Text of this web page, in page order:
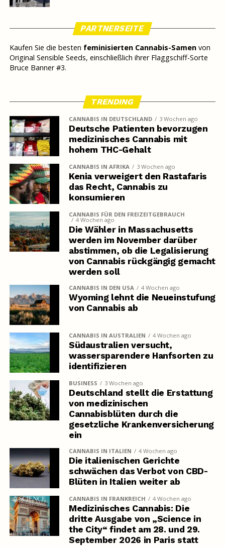
PARTNERSEITE
Kaufen Sie die besten feminisierten Cannabis-Samenvon
Original Sensible Seeds, einschließlich ihrer Flaggschiff-Sorte
Bruce Banner #3.
TRENDING
CANNABIS IN DEUTSCHLAND 3 Wochen ago
Deutsche Patienten bevorzugen
medizinisches Cannabis mit
hohem THC-Gehalt
CANNABIS IN AFRIKA 3 Wochen ago
Kenia verweigert den Rastafaris
das Recht, Cannabis zu
konsumieren
CANNABIS FÜR DEN FREIZEITGEBRAUCH
4 Wochen ago
Die Wähler in Massachusetts
werden im November darüber
abstimmen, ob die Legalisierung
von Cannabis rückgängig gemacht
werden soll
CANNABIS IN DEN USA 4 Wochen ago
Wyoming lehnt die Neueinstufung
von Cannabis ab
CANNABIS IN AUSTRALIEN 4 Wochen ago
Südaustralien versucht,
wassersparendere Hanfsorten zu
identifizieren
BUSINESS 3 Wochen ago
Deutschland stellt die Erstattung
von medizinischen
Cannabisblüten durch die
gesetzliche Krankenversicherung
ein
CANNABIS IN ITALIEN 4 Wochen ago
Die italienischen Gerichte
schwächen das Verbot von CBD-
Blüten in Italien weiter ab
CANNABIS IN FRANKREICH 4 Wochen ago
Medizinisches Cannabis: Die
dritte Ausgabe von „Science in
the City“ findet am 28. und 29.
September 2026 in Paris statt